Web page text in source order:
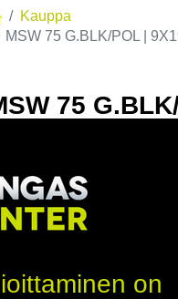
Kauppa
MSW 75 G.BLK/POL |
75
8027529222173
Tällä tuotteella ei ole
on